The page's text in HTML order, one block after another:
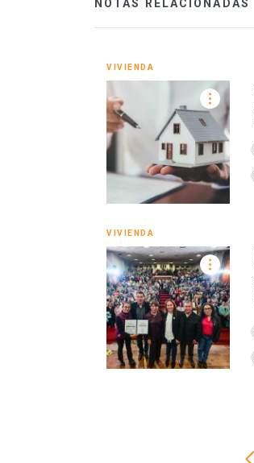
NOTAS RELACIONADAS
VIVIENDA
VIVIENDA